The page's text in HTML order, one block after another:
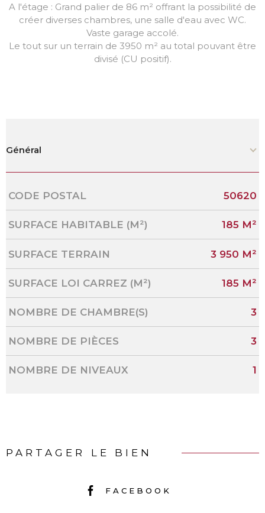
A l'étage : Grand palier de 86 m² offrant la possibilité de
créer diverses chambres, une salle d'eau avec WC.
Vaste garage accolé.
Le tout sur un terrain de 3950 m² au total pouvant être
divisé (CU positif).
Général
Caractérisque Valeurs
CODE POSTAL 50620
SURFACE HABITABLE (M²) 185 M²
SURFACE TERRAIN 3 950 M²
SURFACE LOI CARREZ (M²) 185 M²
NOMBRE DE CHAMBRE(S) 3
NOMBRE DE PIÈCES 3
NOMBRE DE NIVEAUX 1
PARTAGER LE BIEN
FACEBOOK